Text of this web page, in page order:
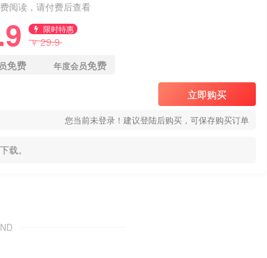
阅读，请付费后查看
限时特惠
￥29.9
免费 年度会员免费
立即购买
您当前未登录！建议登陆后购买，可保存购买订单
载。